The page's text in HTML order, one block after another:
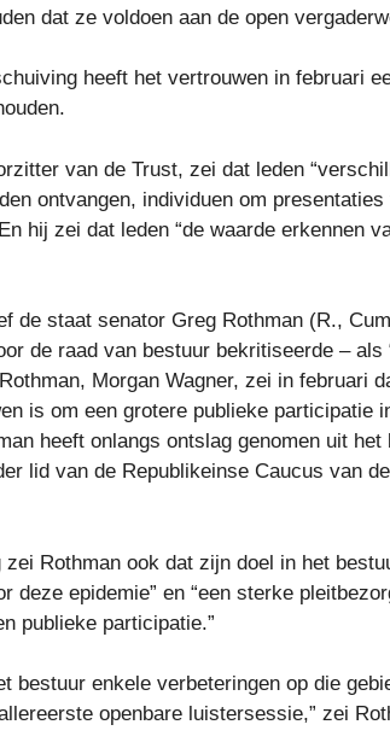
dat ze voldoen aan de open
heeft het vertrouwen in februari
van de Trust, zei dat leden
ontvangen, individuen om
hij zei dat leden “de waarde erkennen
de staat senator Greg Rothman (R.,
de raad van bestuur bekritiseerde –
Morgan Wagner, zei in februari
is om een ​​grotere publieke participatie
heeft onlangs ontslag genomen uit
lid van de Republikeinse Caucus van
Rothman ook dat zijn doel in het
deze epidemie” en “een sterke
publieke participatie.”
bestuur enkele verbeteringen op die
openbare luistersessie,” zei